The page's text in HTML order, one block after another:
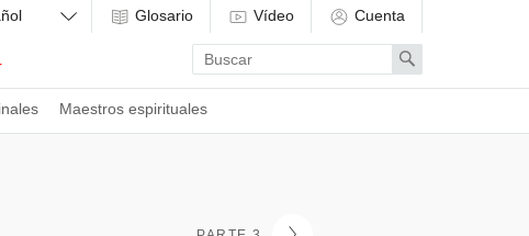
Maestros espirituales
Glosario Vídeo Cuenta
Enter
search
term
Search